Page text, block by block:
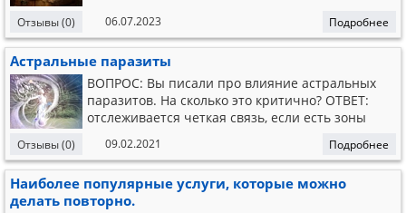
Отзывы (0) 06.07.2023 Подробнее
Астральные паразиты
ВОПРОС: Вы писали про влияние астральных
паразитов. На сколько это критично? ОТВЕТ:
отслеживается четкая связь, если есть зоны
проблемные зоны. Организм становится
неустойчивый.Имеется в виду простейшие
тонкоплановые паразиты. Не сложные типа
демонов, а бактерии
Отзывы (0) 09.02.2021 Подробнее
Наиболее популярные услуги, которые можно
делать повторно.